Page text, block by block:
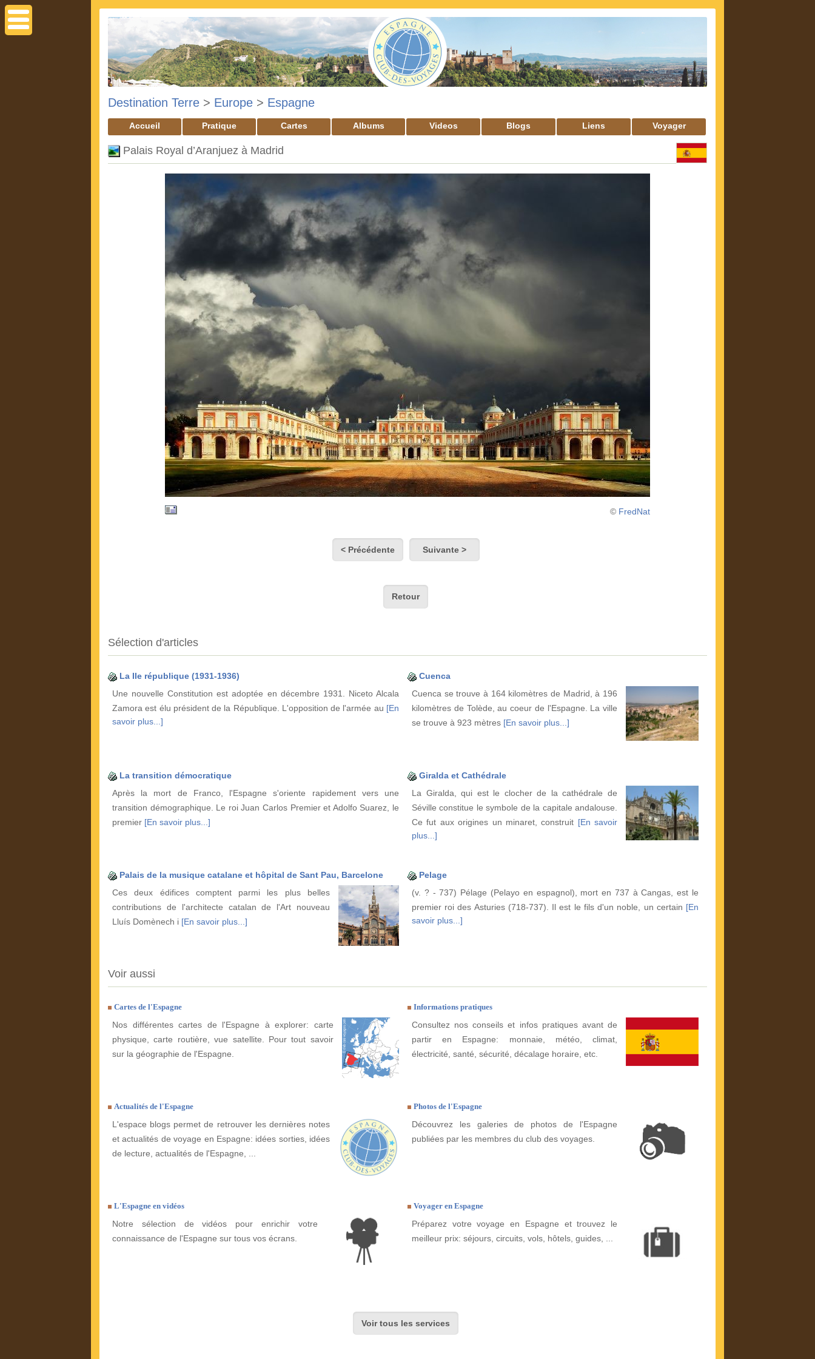
Destination Terre > Europe > Espagne
Accueil Pratique Cartes Albums Videos Blogs Liens Voyager
Palais Royal d’Aranjuez à Madrid
© FredNat
< Précédente Suivante >
Retour
Sélection d'articles
La IIe république (1931-1936)
Une nouvelle Constitution est adoptée en décembre 1931. Niceto Alcala
Zamora est élu président de la République. L'opposition de l'armée au [En
savoir plus...]
Cuenca
Cuenca se trouve à 164 kilomètres de Madrid, à 196
kilomètres de Tolède, au coeur de l'Espagne. La ville
se trouve à 923 mètres [En savoir plus...]
La transition démocratique
Après la mort de Franco, l'Espagne s'oriente rapidement vers une
transition démographique. Le roi Juan Carlos Premier et Adolfo Suarez, le
premier [En savoir plus...]
Giralda et Cathédrale
La Giralda, qui est le clocher de la cathédrale de
Séville constitue le symbole de la capitale andalouse.
Ce fut aux origines un minaret, construit [En savoir
plus...]
Palais de la musique catalane et hôpital de Sant Pau, Barcelone
Ces deux édifices comptent parmi les plus belles
contributions de l'architecte catalan de l'Art nouveau
Lluís Domènech i [En savoir plus...]
Pelage
(v. ? - 737) Pélage (Pelayo en espagnol), mort en 737 à Cangas, est le
premier roi des Asturies (718-737). Il est le fils d'un noble, un certain [En
savoir plus...]
Voir aussi
Cartes de l'Espagne
Nos différentes cartes de l'Espagne à explorer: carte
physique, carte routière, vue satellite. Pour tout savoir
sur la géographie de l'Espagne.
Informations pratiques
Consultez nos conseils et infos pratiques avant de
partir en Espagne: monnaie, météo, climat,
électricité, santé, sécurité, décalage horaire, etc.
Actualités de l'Espagne
L'espace blogs permet de retrouver les dernières notes
et actualités de voyage en Espagne: idées sorties, idées
de lecture, actualités de l'Espagne, ...
Photos de l'Espagne
Découvrez les galeries de photos de l'Espagne
publiées par les membres du club des voyages.
L'Espagne en vidéos
Notre sélection de vidéos pour enrichir votre
connaissance de l'Espagne sur tous vos écrans.
Voyager en Espagne
Préparez votre voyage en Espagne et trouvez le
meilleur prix: séjours, circuits, vols, hôtels, guides, ...
Voir tous les services